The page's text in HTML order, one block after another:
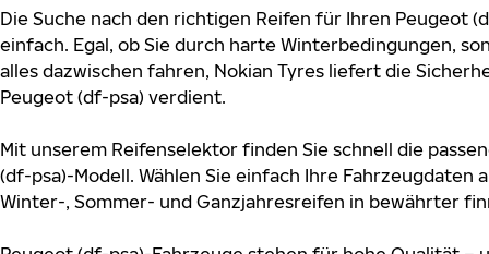
Die Suche nach den richtigen Reifen für Ihren Peugeot
einfach. Egal, ob Sie durch harte Winterbedingungen,
alles dazwischen fahren, Nokian Tyres liefert die
Peugeot (df-psa) verdient.
Mit unserem Reifenselektor finden Sie schnell die
(df-psa)-Modell. Wählen Sie einfach Ihre Fahrzeugdaten
Winter-, Sommer- und Ganzjahresreifen in bewährter